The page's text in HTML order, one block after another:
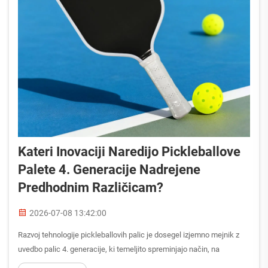
Kateri Inovaciji Naredijo Pickleballove
Palete 4. Generacije Nadrejene
Predhodnim Različicam?
2026-07-08 13:42:00
Razvoj tehnologije pickleballovih palic je dosegel izjemno mejnik z
uvedbo palic 4. generacije, ki temeljito spreminjajo način, na
katerega igralci doživljajo to igro. Te palice četrte generacije